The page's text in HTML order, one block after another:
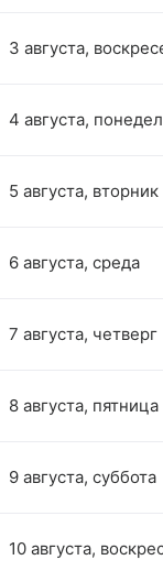
3 августа,
4 августа,
5 августа, вторник
6 августа, среда
7 августа, четверг
8 августа, пятница
9 августа, суббота
10 августа,